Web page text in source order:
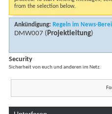
from the selection below.
Ankündigung: Regeln im News-
DMW007 (Projektleitung)
Security
Sicherheit von euch und anderen im Netz.